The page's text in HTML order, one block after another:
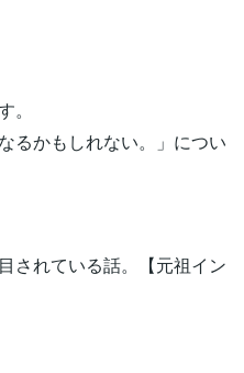
るかもしれない。」につい
されている話。【元祖イン